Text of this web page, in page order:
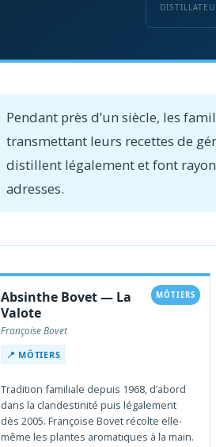
Pendant près d’un siècle, les
transmettant leurs recettes de
distillent légalement et font
adresses.
MÔTIERS
Absinthe Bovet — La
Valote
Françoise Bovet
📍 MÔTIERS
Tradition familiale depuis 1968, d’abord
dans la clandestinité puis légalement
dès 2005. Françoise Bovet récolte elle-
même les plantes aromatiques à la main.